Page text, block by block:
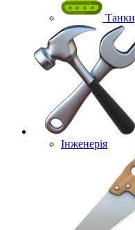
Танки
Інженерія